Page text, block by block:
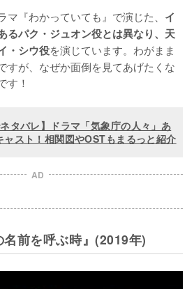
『わかっていても』で演じた、 イ
るパク・ジュオン役とは異なり、天
・シウ役を演じています。わがまま
すが、なぜか面倒を見てあげたくな
す！
ネタバレ】ドラマ「気象庁の人々」あ
ャスト！相関図やOSTもまるっと紹介
AD
前を呼ぶ時』(2019年)